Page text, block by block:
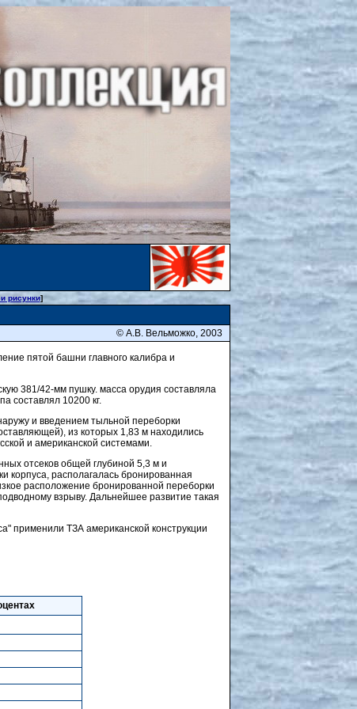
рисунки]
© А.В. Вельможко, 2003
пятой башни главного калибра и
381/42-мм пушку. масса орудия составляла
составлял 10200 кг.
и введением тыльной переборки
из которых 1,83 м находились
и американской системами.
отсеков общей глубиной 5,3 м и
корпуса, располагалась бронированная
расположение бронированной переборки
взрыву. Дальнейшее развитие такая
применили ТЗА американской конструкции